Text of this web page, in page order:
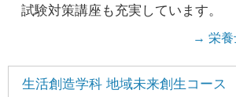
試験対策講座も充実しています。
→ 栄養
生活創造学科 地域未来創生コース